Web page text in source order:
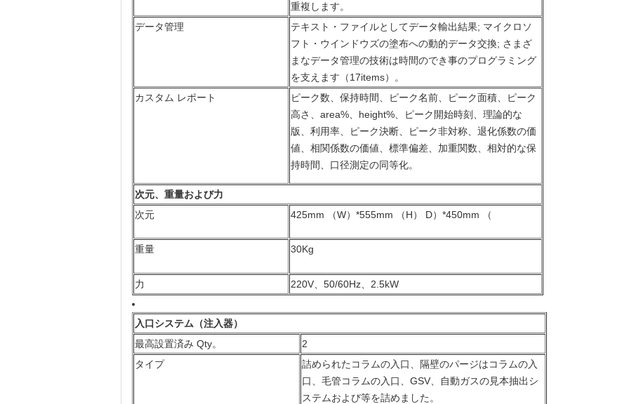
重複します。
データ管理
テキスト・ファイルとしてデータ輸出結果; マイクロソ
フト・ウインドウズの塗布への動的データ交換; さまざ
まなデータ管理の技術は時間のでき事のプログラミング
を支えます（17items）。
カスタム レポート
ピーク数、保持時間、ピーク名前、ピーク面積、ピーク
高さ、area%、height%、ピーク開始時刻、理論的な
版、利用率、ピーク決断、ピーク非対称、退化係数の価
値、相関係数の価値、標準偏差、加重関数、相対的な保
持時間、口径測定の同等化。
次元、重量および力
次元
425mm （W）*555mm （H） D）*450mm （
重量 30Kg
力 220V、50/60Hz、2.5kW
入口システム（注入器）
最高設置済み Qty。
2
タイプ
詰められたコラムの入口、隔壁のパージはコラムの入
口、毛管コラムの入口、GSV、自動ガスの見本抽出シ
ステムおよび等を詰めました。